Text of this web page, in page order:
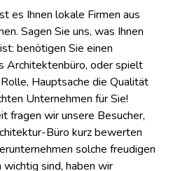
es Ihnen lokale Firmen aus
Sagen Sie uns, was Ihnen
benötigen Sie einen
Architektenbüro, oder spielt
Hauptsache die Qualität
Unternehmen für Sie!
fragen wir unsere Besucher,
Büro kurz bewerten
solche freudigen
wichtig sind, haben wir